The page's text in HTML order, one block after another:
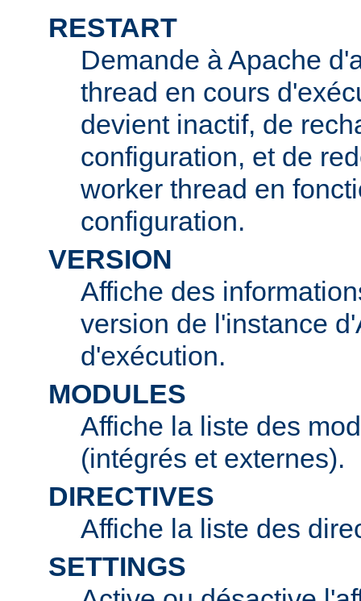
RESTART
Demande à Apache
thread en cours
devient inactif, de
configuration, et de
worker thread en
configuration.
VERSION
Affiche des
version de l'instance
d'exécution.
MODULES
Affiche la liste des
(intégrés et externes).
DIRECTIVES
Affiche la liste des
SETTINGS